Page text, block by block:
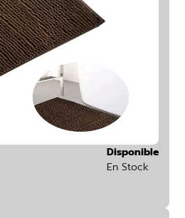
Disponible
En Stock